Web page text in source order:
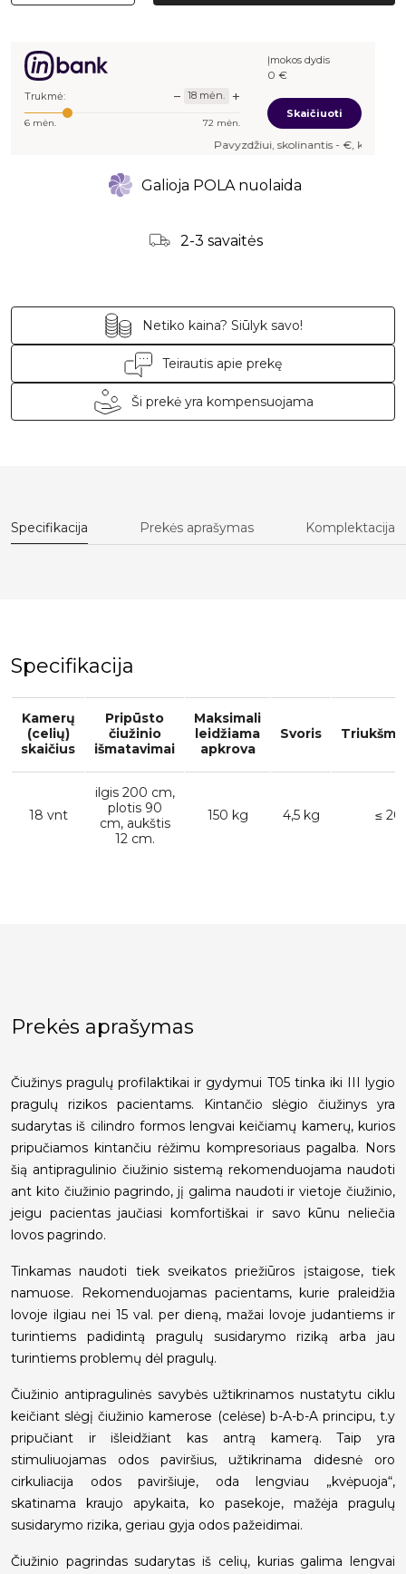
Trukmė: − 18 mėn. +
6 mėn. 72 mėn.
Įmokos dydis
0 €
Skaičiuoti
Pavyzdžiui, skolinantis-€, kai sutartis
Galioja POLA nuolaida
2-3 savaitės
Netiko kaina? Siūlyk savo!
Teirautis apie prekę
Ši prekė yra kompensuojama
Specifikacija Prekės aprašymas Komplektacija
Specifikacija
Kamerų
(celių)
skaičius
Pripūsto
čiužinio
išmatavimai
Maksimali
leidžiama
apkrova
Svoris
18 vnt
ilgis 200 cm,
plotis 90
cm, aukštis
12 cm.
150 kg 4,5 kg ≤
Prekės aprašymas
Čiužinys pragulų profilaktikai ir gydymui T05 tinka iki III lygio
pragulų rizikos pacientams. Kintančio slėgio čiužinys yra
sudarytas iš cilindro formos lengvai keičiamų kamerų, kurios
pripučiamos kintančiu rėžimu kompresoriaus pagalba. Nors
šią antipragulinio čiužinio sistemą rekomenduojama naudoti
ant kito čiužinio pagrindo, jį galima naudoti ir vietoje čiužinio,
jeigu pacientas jaučiasi komfortiškai ir savo kūnu neliečia
lovos pagrindo.
Tinkamas naudoti tiek sveikatos priežiūros įstaigose, tiek
namuose. Rekomenduojamas pacientams, kurie praleidžia
lovoje ilgiau nei 15 val. per dieną, mažai lovoje judantiems ir
turintiems padidintą pragulų susidarymo riziką arba jau
turintiems problemų dėl pragulų.
Čiužinio antipragulinės savybės užtikrinamos nustatytu ciklu
keičiant slėgį čiužinio kamerose (celėse) b-A-b-A principu, t.y
pripučiant ir išleidžiant kas antrą kamerą. Taip yra
stimuliuojamas odos paviršius, užtikrinama didesnė oro
cirkuliacija odos paviršiuje, oda lengviau „kvėpuoja“,
skatinama kraujo apykaita, ko pasekoje, mažėja pragulų
susidarymo rizika, geriau gyja odos pažeidimai.
Čiužinio pagrindas sudarytas iš celių, kurias galima lengvai